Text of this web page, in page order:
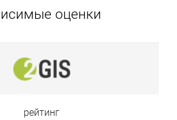
оценки
рейтинг